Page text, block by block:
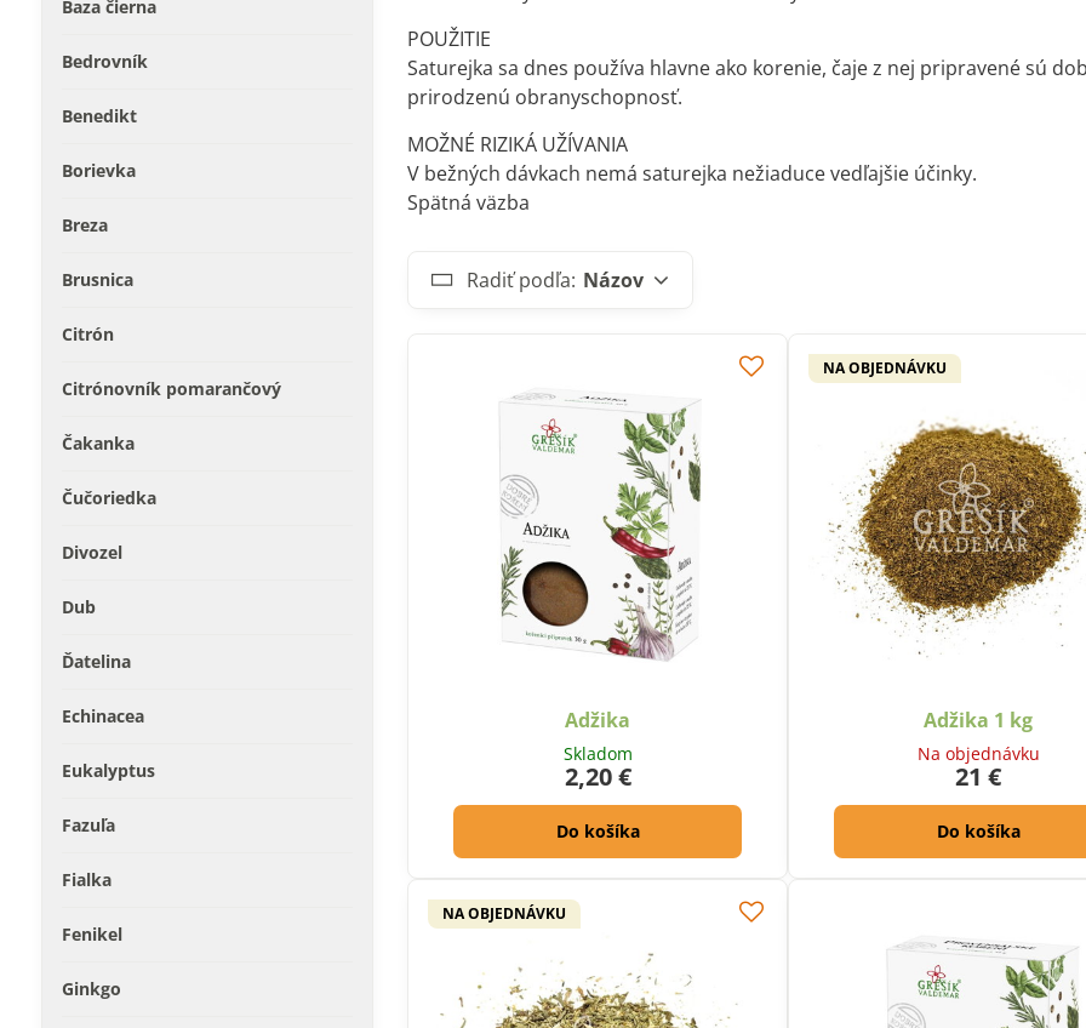
POUŽITIE
Saturejka sa dnes používa hlavne ako korenie, čaje z nej pripravené sú
prirodzenú obranyschopnosť.
MOŽNÉ RIZIKÁ UŽÍVANIA
V bežných dávkach nemá saturejka nežiaduce vedľajšie účinky.
Spätná väzba
Radiť podľa: Názov
Adžika
Skladom
2,20 €
Do košíka
NA OBJEDNÁVKU
Adžika 1 kg
Na objednávku
21 €
Do košíka
NA OBJEDNÁVKU
Baza čierna
Bedrovník
Benedikt
Borievka
Breza
Brusnica
Citrón
Citrónovník pomarančový
Čakanka
Čučoriedka
Divozel
Dub
Ďatelina
Echinacea
Eukalyptus
Fazuľa
Fialka
Fenikel
Ginkgo